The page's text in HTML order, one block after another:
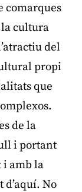
comarques
cultura
del
propi
que
de la
i portant
i amb la
d’aquí. No